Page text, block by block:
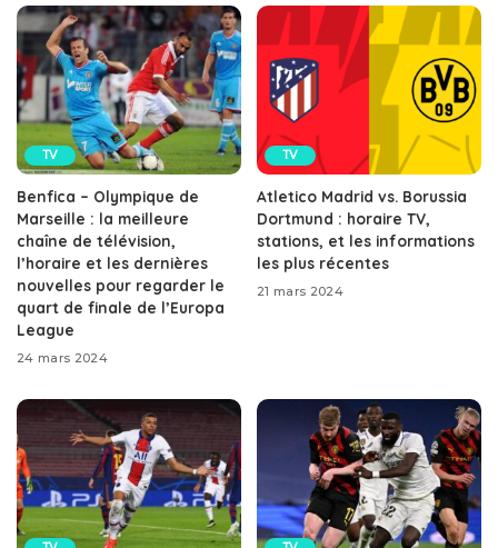
TV
Benfica – Olympique de
Marseille : la meilleure
chaîne de télévision,
l’horaire et les dernières
nouvelles pour regarder le
quart de finale de l’Europa
League
24 mars 2024
TV
Atletico Madrid vs. Borussia
Dortmund : horaire TV,
stations, et les informations
les plus récentes
21 mars 2024